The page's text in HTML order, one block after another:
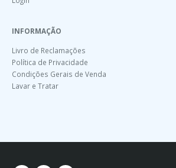
INFORMAÇÃO
Livro de Reclamações
Política de Privacidade
Condições Gerais de Venda
Lavar e Tratar